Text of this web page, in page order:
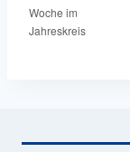
Woche im
Jahreskreis